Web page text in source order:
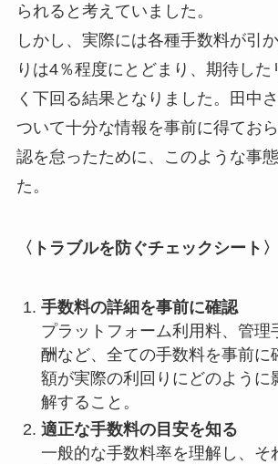
られると考えていました。
しかし、実際には各種手数料が引
りは4％程度にとどまり、期待した
く下回る結果となりました。田中
ついて十分な情報を事前に得てお
認を怠ったために、このような事
た。
〈トラブルを防ぐチェックシート〉
手数料の詳細を事前に確認
プラットフォーム利用料、管理
酬など、全ての手数料を事前に
額が実際の利回りにどのように
解すること。
適正な手数料の目安を知る
一般的な手数料率を理解し、そ